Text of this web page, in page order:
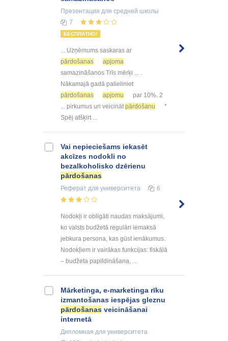
Презентация для средней школы
7
БЕСПЛАТНО!
... Uzņēmums saskaras ar
pārdošanas
apjoma
samazināšanos Trīs mērķi ... .
Nākamajā gadā palieliniet
pārdošanas
apjomu
par 10%. 2
... pirkumus un veicinātpārdošanu
*
Spēj atšķirt ...
Vai nepieciešams iekasēt
akcīzes nodokli no
bezalkoholisko dzērienu
pārdošanas
Реферат для университета 6
Nodokļi ir obligāti naudas maksājumi,
ko valsts budžetā regulāri iemaksā
jebkura persona, kas gūst ienākumus.
Nodokļiem ir vairākas funkcijas: fiskālā
– budžeta papildināšana, ...
Mārketinga, e-marketinga rīku
izmantošanas iespējas gleznu
pārdošanas veicināšanai
internetā
Дипломная для университета